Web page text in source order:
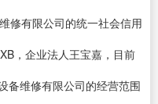
修有限公司的统一社会信用
，企业法人王宝嘉，目前
备维修有限公司的经营范围